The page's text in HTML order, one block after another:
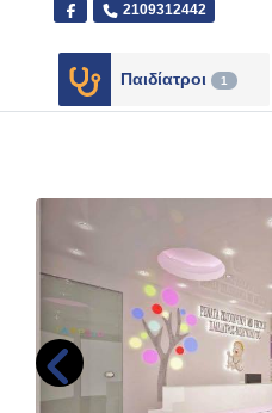
2109312442
Παιδίατροι 1